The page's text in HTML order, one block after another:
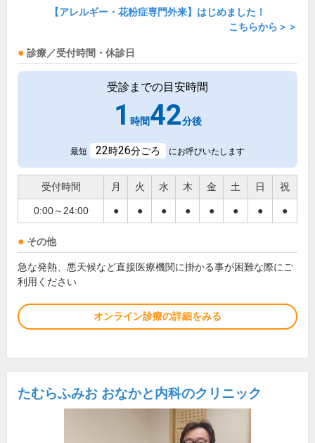
【アレルギー・花粉症専門外来】はじめました！
こちらから＞＞
診療／受付時間・休診日
受診までの目安時間
1 時間42分後
最短 22時26分ごろ にお呼びいたします
受付時間 月 火 水 木 金 土 日 祝
0:00～24:00 ● ● ● ● ● ● ● ●
その他
急な発熱、悪天候など直接医療機関に掛かる事が困難な際にご
利用ください
オンライン診療の詳細をみる
たむらふみお おなかと内科のクリニック